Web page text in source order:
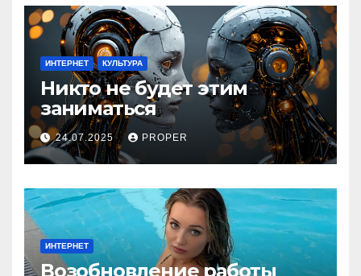
ИНТЕРНЕТ КУЛЬТУРА
Никто не будет этим
заниматься
24.07.2025 PROPER
ИНТЕРНЕТ
Возобновление работы